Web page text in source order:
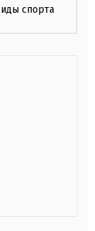
спорта